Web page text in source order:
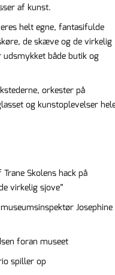
af kunst.
helt egne, fantasifulde
de skæve og de virkelig
både butik og
orkester på
og kunstoplevelser
Skolens hack på
virkelig sjove”
Josephine
foran museet
spiller op